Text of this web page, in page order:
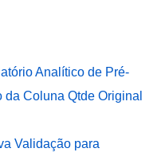
Analítico de Pré-
Coluna Qtde Original
Validação para